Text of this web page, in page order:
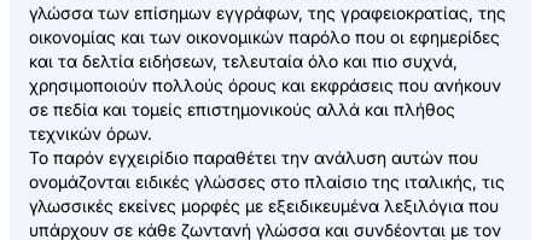
γλώσσα των επίσημων εγγράφων, της γραφειοκρατίας, της
οικονομίας και των οικονομικών παρόλο που οι εφημερίδες
και τα δελτία ειδήσεων, τελευταία όλο και πιο συχνά,
χρησιμοποιούν πολλούς όρους και εκφράσεις που ανήκουν
σε πεδία και τομείς επιστημονικούς αλλά και πλήθος
τεχνικών όρων.
Το παρόν εγχειρίδιο παραθέτει την ανάλυση αυτών που
ονομάζονται ειδικές γλώσσες στο πλαίσιο της ιταλικής, τις
γλωσσικές εκείνες μορφές με εξειδικευμένα λεξιλόγια που
υπάρχουν σε κάθε ζωντανή γλώσσα και συνδέονται με τον